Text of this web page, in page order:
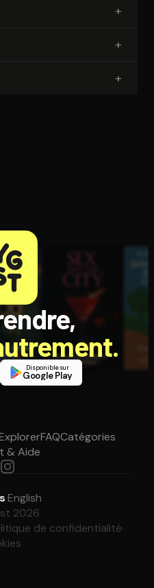
+
+
+
Disponible sur
Google Play
FAQCatégories
& Aide
·English
2026
de confidentialité·